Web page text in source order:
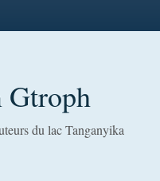
Gtroph
du lac Tanganyika